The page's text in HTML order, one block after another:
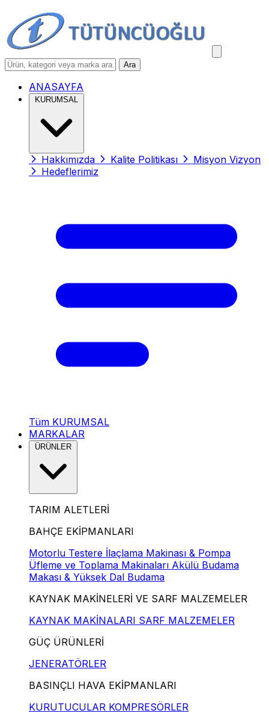
Ara
ANASAYFA
KURUMSAL
Hakkımızda Kalite Politikası
Misyon Vizyon
Hedeflerimiz
Tüm KURUMSAL
MARKALAR
ÜRÜNLER
TARIM ALETLERİ
BAHÇE EKİPMANLARI
Motorlu Testere İlaçlama Makinası & Pompa
Üfleme ve Toplama Makinaları Akülü Budama
Makası & Yüksek Dal Budama
KAYNAK MAKİNELERİ VE SARF MALZEMELER
KAYNAK MAKİNALARI SARF MALZEMELER
GÜÇ ÜRÜNLERİ
JENERATÖRLER
BASINÇLI HAVA EKİPMANLARI
KURUTUCULAR KOMPRESÖRLER